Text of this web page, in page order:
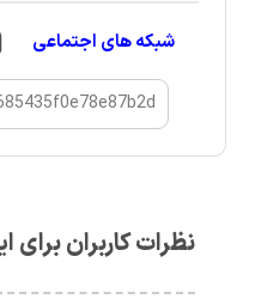
شبکه های اجتماعی
نظرات کاربران برای